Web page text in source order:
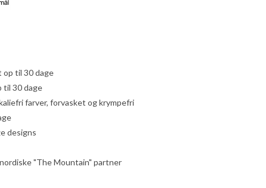
op til 30 dage
til 30 dage
farver, forvasket og krympefri
designs
"The Mountain" partner